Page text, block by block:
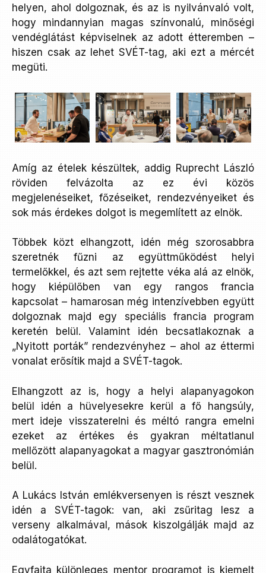
helyen, ahol dolgoznak, és az is nyilvánvaló volt,
hogy mindannyian magas színvonalú, minőségi
vendéglátást képviselnek az adott étteremben –
hiszen csak az lehet SVÉT-tag, aki ezt a mércét
megüti.
Amíg az ételek készültek, addig Ruprecht László
röviden felvázolta az ez évi közös
megjelenéseiket, főzéseiket, rendezvényeiket és
sok más érdekes dolgot is megemlített az elnök.
Többek közt elhangzott, idén még szorosabbra
szeretnék fűzni az együttműködést helyi
termelőkkel, és azt sem rejtette véka alá az elnök,
hogy kiépülőben van egy rangos francia
kapcsolat – hamarosan még intenzívebben együtt
dolgoznak majd egy speciális francia program
keretén belül. Valamint idén becsatlakoznak a
„Nyitott porták” rendezvényhez – ahol az éttermi
vonalat erősítik majd a SVÉT-tagok.
Elhangzott az is, hogy a helyi alapanyagokon
belül idén a hüvelyesekre kerül a fő hangsúly,
mert ideje visszaterelni és méltó rangra emelni
ezeket az értékes és gyakran méltatlanul
mellőzött alapanyagokat a magyar gasztronómián
belül.
A Lukács István emlékversenyen is részt vesznek
idén a SVÉT-tagok: van, aki zsűritag lesz a
verseny alkalmával, mások kiszolgálják majd az
odalátogatókat.
Egyfajta különleges mentor programot is kiemelt